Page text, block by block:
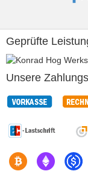
Geprüfte
Unsere